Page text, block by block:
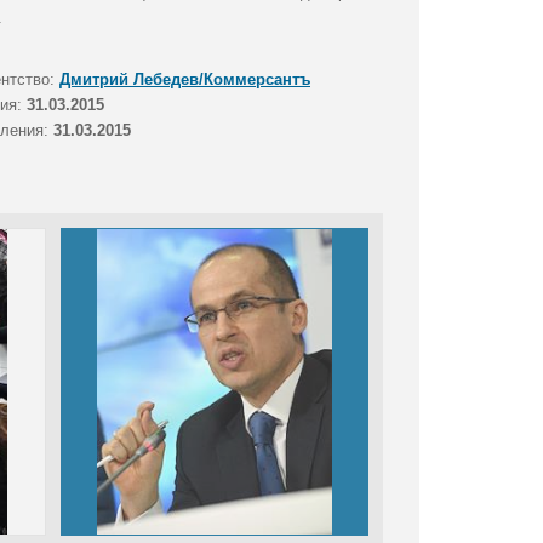
Дмитрий Лебедев/Коммерсантъ
31.03.2015
31.03.2015